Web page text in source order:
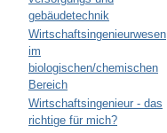
gebäudetechnik
Wirtschaftsingenieurwesen
im
biologischen/chemischen
Bereich
Wirtschaftsingenieur - das
richtige für mich?